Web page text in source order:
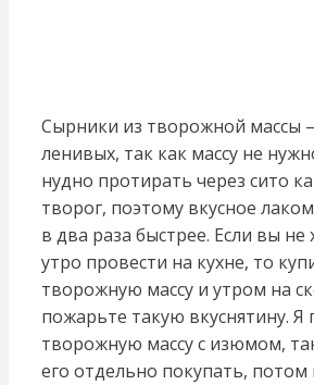
Сырники из творожной массы
ленивых, так как массу не
нудно протирать через сито
творог, поэтому вкусное
в два раза быстрее. Если вы не
утро провести на кухне, то
творожную массу и утром на
пожарьте такую вкуснятину.
творожную массу с изюмом,
его отдельно покупать,